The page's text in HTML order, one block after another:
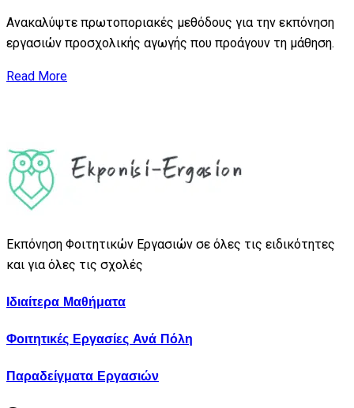
Ανακαλύψτε πρωτοποριακές μεθόδους για την εκπόνηση
εργασιών προσχολικής αγωγής που προάγουν τη μάθηση.
Read More
Εκπόνηση Φοιτητικών Εργασιών σε όλες τις ειδικότητες
και για όλες τις σχολές
Ιδιαίτερα Μαθήματα
Φοιτητικές Εργασίες Ανά Πόλη
Παραδείγματα Εργασιών